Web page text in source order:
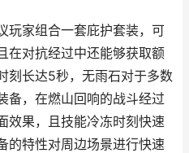
玩家组合一套庇护套装，可
在对抗经过中还能够获取额
刻长达5秒，无雨石对于多数
备，在燃山回响的战斗经过
效果，且技能冷冻时刻快速
的特性对周边场景进行快速